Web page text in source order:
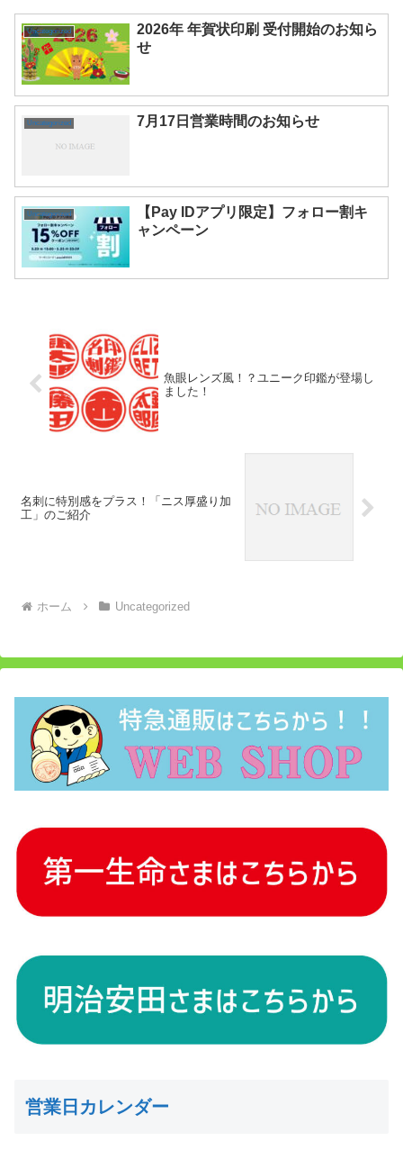
Uncategorized
2026年 年賀状印刷 受付開始のお知ら
せ
Uncategorized 7月17日営業時間のお知らせ
Uncategorized
【Pay IDアプリ限定】フォロー割キ
ャンペーン
魚眼レンズ風！？ユニーク印鑑が登場し
ました！
名刺に特別感をプラス！「ニス厚盛り加
工」のご紹介
ホーム Uncategorized
営業日カレンダー